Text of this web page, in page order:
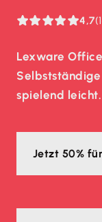
4,7
Lexware
spielend leicht.
Jetzt 50%